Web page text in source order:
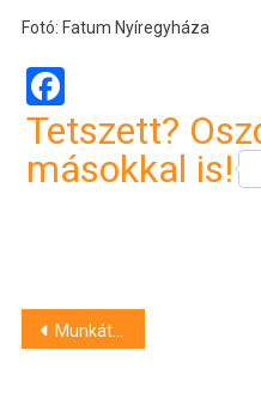
Fotó: Fatum Nyíregyháza
Facebook
Tetszett?
másokkal is!
Bejegyzés
Munkát ajánlottak a debreceni férfinek, majd megfenyegették